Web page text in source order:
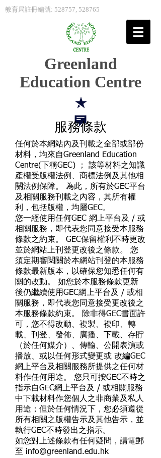
教育局註冊編號: 528757, 528765
Greenland
Education Centre
服務條款
任何於本網站內及刊載之全部或部份
材料，均來自Greenland Education
Centre(下稱GEC) ； 該等材料之知識
產權受版權法例、商標法例及其他相
關法例保障。 為此，所有於GEC平台
及相關服務刊載之內容，其所有權
利，包括版權，均屬GEC。
您一經使用任何GEC 網上平台及 / 或
相關服務，即代表您同意接受本服務
條款之約束。 GEC保留權利不時更改
並於網站上刊登更改後之條款。 您
須定期審閱關於本網站刊登的本服務
條款最新版本，以確保您知悉任何有
關的改動。 如您於本服務條款更新
後仍繼續使用GEC網上平台及 / 或相
關服務，即代表您同意接受更改後之
本服務條款約束。 除非得GEC書面許
可，您不得改動、複製、複印、轉
載、刊登、發佈、廣播、下載、存貯
（於任何媒介）、傳輸、公開表演或
播放、或以任何形式變更或 改編GEC
網上平台及相關服務所提供之任何材
料作任何用途。 您只可按GEC不時之
指示自GEC網上平台及 / 或相關服務
中下載材料作您個人之非商業及私人
用途；但於任何情況下，您必須遵從
所有相關之版權告示及其他告示，並
執行GEC不時發出之指示。
如您對上述條款有任何疑問，請電郵
至 info@greenland.edu.hk